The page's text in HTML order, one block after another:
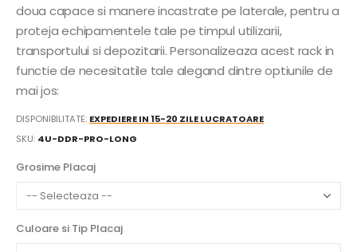
doua capace si manere incastrate pe laterale, pentru a
proteja echipamentele tale pe timpul utilizarii,
transportului si depozitarii. Personalizeaza acest rack in
functie de necesitatile tale alegand dintre optiunile de
mai jos:
DISPONIBILITATE: EXPEDIERE IN 15-20 ZILE LUCRATOARE
SKU 4U-DDR-PRO-LONG
Grosime Placaj
Culoare si Tip Placaj